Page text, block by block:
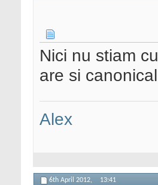
Nici nu stiam
are si
Alex
6th April 2012, 13:41